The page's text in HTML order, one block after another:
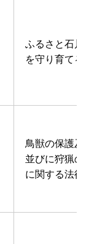
ふるさと石川
を守り育てる
鳥獣の保護及
並びに狩猟の
に関する法律